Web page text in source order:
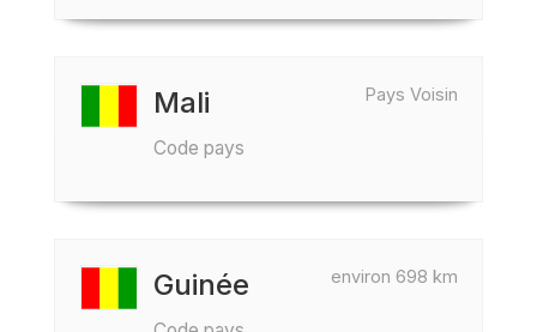
Pays Voisin
Mali
Code pays
environ 698 km
Guinée